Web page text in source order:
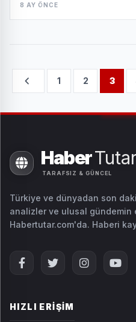
8 AY ÖNCE
1 2 3
Haber
TARAFSIZ & GÜNCEL
Türkiye ve dünyadan son
analizler ve ulusal gündemin
Habertutar.com'da. Haberi
HIZLI ERIŞIM